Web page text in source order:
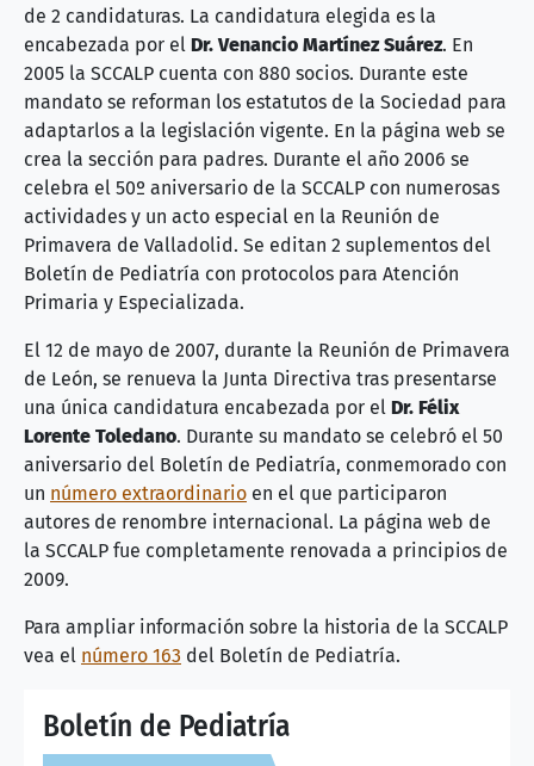
de 2 candidaturas. La candidatura elegida es la
encabezada por el Dr. Venancio Martínez Suárez. En
2005 la SCCALP cuenta con 880 socios. Durante este
mandato se reforman los estatutos de la Sociedad para
adaptarlos a la legislación vigente. En la página web se
crea la sección para padres. Durante el año 2006 se
celebra el 50º aniversario de la SCCALP con numerosas
actividades y un acto especial en la Reunión de
Primavera de Valladolid. Se editan 2 suplementos del
Boletín de Pediatría con protocolos para Atención
Primaria y Especializada.
El 12 de mayo de 2007, durante la Reunión de Primavera
de León, se renueva la Junta Directiva tras presentarse
una única candidatura encabezada por el Dr. Félix
Lorente Toledano. Durante su mandato se celebró el 50
aniversario del Boletín de Pediatría, conmemorado con
un número extraordinario en el que participaron
autores de renombre internacional. La página web de
la SCCALP fue completamente renovada a principios de
2009.
Para ampliar información sobre la historia de la SCCALP
vea el número 163 del Boletín de Pediatría.
Boletín de Pediatría